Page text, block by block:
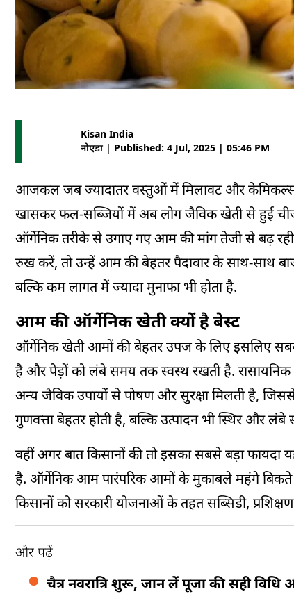
Kisan India
नोएडा | Published: 4 Jul, 2025 | 05:46 PM
आजकल जब ज्यादातर वस्तुओं में मिलावट और केमिकल्स
खासकर फल-सब्जियों में अब लोग जैविक खेती से हुई
ऑर्गेनिक तरीके से उगाए गए आम की मांग तेजी से बढ़
रुख करें, तो उन्हें आम की बेहतर पैदावार के साथ-साथ
बल्कि कम लागत में ज्यादा मुनाफा भी होता है.
आम की ऑर्गेनिक खेती क्यों है बेस्ट
ऑर्गेनिक खेती आमों की बेहतर उपज के लिए इसलिए सबसे
है और पेड़ों को लंबे समय तक स्वस्थ रखती है. रासायनिक
अन्य जैविक उपायों से पोषण और सुरक्षा मिलती है,
गुणवत्ता बेहतर होती है, बल्कि उत्पादन भी स्थिर और
वहीं अगर बात किसानों की तो इसका सबसे बड़ा फायदा
है. ऑर्गेनिक आम पारंपरिक आमों के मुकाबले महंगे
किसानों को सरकारी योजनाओं के तहत सब्सिडी,
और पढ़ें
चैत्र नवरात्रि शुरू, जान लें पूजा की सही विधि